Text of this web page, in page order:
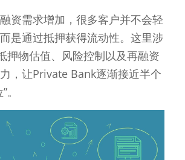
资需求增加，很多客户并不会轻
是通过抵押获得流动性。这里涉
押物估值、风险控制以及再融资
，让Private Bank逐渐接近半个